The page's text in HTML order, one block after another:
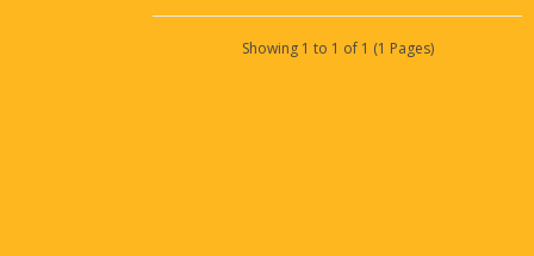
Showing 1 to 1 of 1 (1 Pages)